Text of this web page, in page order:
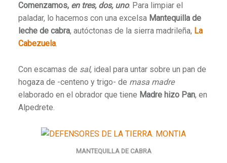
Comenzamos, en tres, dos, uno. Para limpiar el
paladar, lo hacemos con una excelsa Mantequilla de
leche de cabra, autóctonas de la sierra madrileña, La
Cabezuela.
Con escamas de sal, ideal para untar sobre un pan de
hogaza de -centeno y trigo- de masa madre
elaborado en el obrador que tiene Madre hizo Pan, en
Alpedrete.
MANTEQUILLA DE CABRA